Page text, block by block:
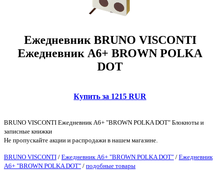
Ежедневник BRUNO VISCONTI
Ежедневник А6+ BROWN POLKA
DOT
Купить за 1215 RUR
BRUNO VISCONTI Ежедневник А6+ "BROWN POLKA DOT" Блокноты и
записные книжки
Не пропускайте акции и распродажи в нашем магазине.
BRUNO VISCONTI / Ежедневник А6+ "BROWN POLKA DOT" / Ежедневник
А6+ "BROWN POLKA DOT" / подобные товары